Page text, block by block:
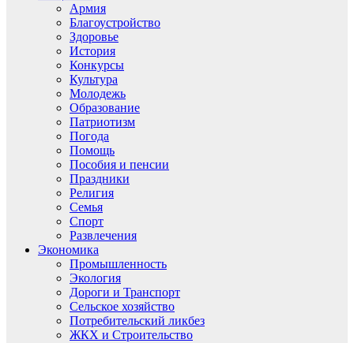
Армия
Благоустройство
Здоровье
История
Конкурсы
Культура
Молодежь
Образование
Патриотизм
Погода
Помощь
Пособия и пенсии
Праздники
Религия
Семья
Спорт
Развлечения
Экономика
Промышленность
Экология
Дороги и Транспорт
Сельское хозяйство
Потребительский ликбез
ЖКХ и Строительство